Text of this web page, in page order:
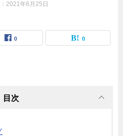
2021年6月25日
0 0
目次